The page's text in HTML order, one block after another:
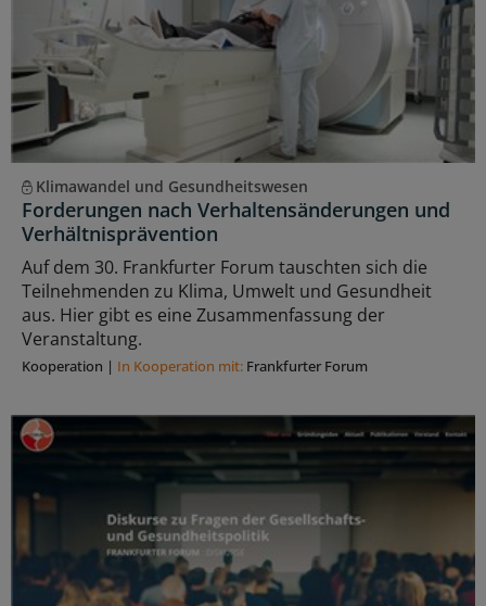
Klimawandel und Gesundheitswesen
Forderungen nach Verhaltensänderungen und
Verhältnisprävention
Auf dem 30. Frankfurter Forum tauschten sich die
Teilnehmenden zu Klima, Umwelt und Gesundheit
aus. Hier gibt es eine Zusammenfassung der
Veranstaltung.
Kooperation | In Kooperation mit: Frankfurter Forum